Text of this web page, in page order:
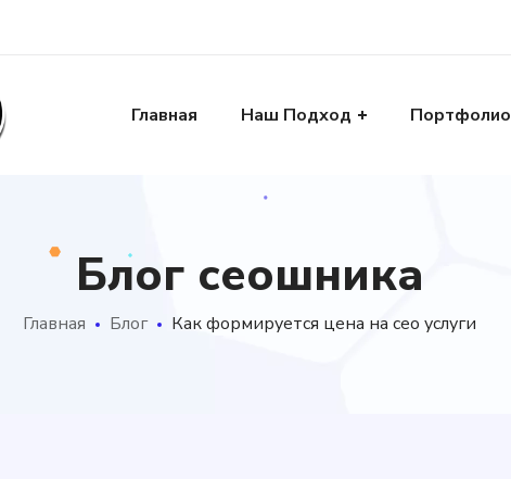
Главная Наш Подход Портфолио
Блог сеошника
Главная Блог Как формируется цена на сео услуги